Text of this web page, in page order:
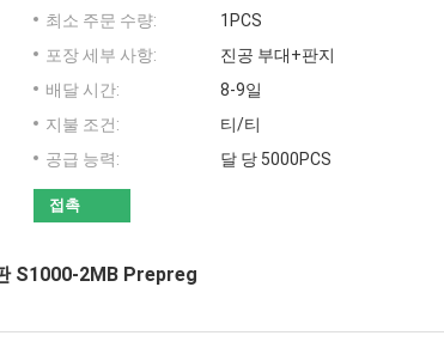
최소 주문 수량:
1PCS
포장 세부 사항:
진공 부대+판지
배달 시간:
8-9일
지불 조건:
티/티
공급 능력:
달 당 5000PCS
접촉
S1000-2MB Prepreg